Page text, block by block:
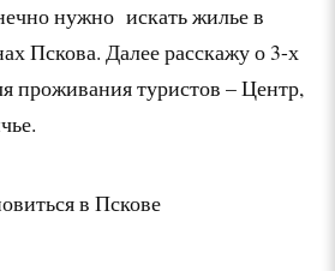
нужно искать жилье в
Пскова. Далее расскажу о 3-х
проживания туристов – Центр,